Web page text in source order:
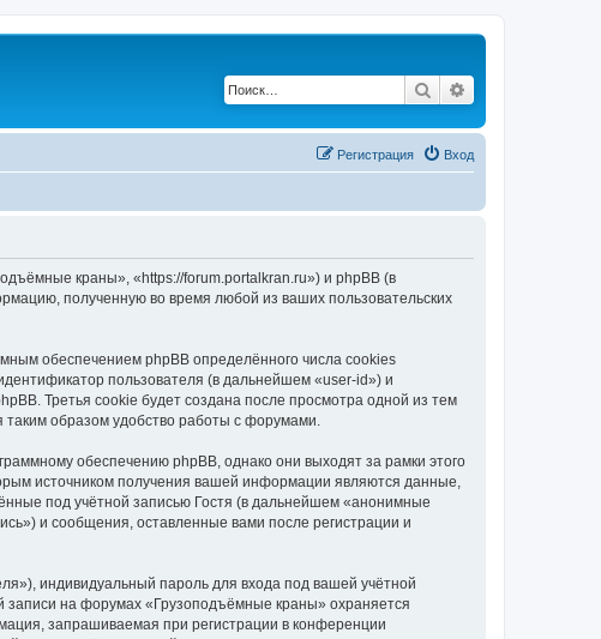
Поиск
Вход
Регистрация
краны», «https://forum.portalkran.ru») и phpBB (в
полученную во время любой из ваших пользовательских
обеспечением phpBB определённого числа cookies
пользователя (в дальнейшем «user-id») и
Третья cookie будет создана после просмотра одной из тем
образом удобство работы с форумами.
обеспечению phpBB, однако они выходят за рамки этого
источником получения вашей информации являются данные,
под учётной записью Гостя (в дальнейшем «анонимные
и сообщения, оставленные вами после регистрации и
индивидуальный пароль для входа под вашей учётной
на форумах «Грузоподъёмные краны» охраняется
запрашиваемая при регистрации в конференции